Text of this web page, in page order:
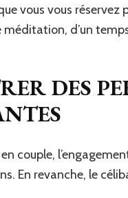
vous vous réservez
d’un
DES
couple,
En revanche, le